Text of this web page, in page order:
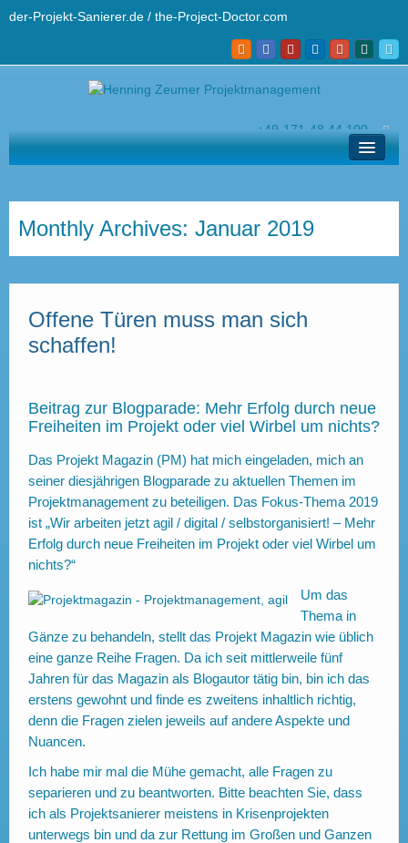
der-Projekt-Sanierer.de / the-Project-Doctor.com
+49-171-48 44 100
hz@der-projekt-sanierer.de
Ihr Projekt-Sanierer
Profi-Wissen
English
Monthly Archives: Januar 2019
Offene Türen muss man sich
schaffen!
Beitrag zur Blogparade: Mehr Erfolg durch neue
Freiheiten im Projekt oder viel Wirbel um nichts?
Das Projekt Magazin (PM) hat mich eingeladen, mich an
seiner diesjährigen Blogparade zu aktuellen Themen im
Projektmanagement zu beteiligen. Das Fokus-Thema 2019
ist „Wir arbeiten jetzt agil / digital / selbstorganisiert! – Mehr
Erfolg durch neue Freiheiten im Projekt oder viel Wirbel um
nichts?“
Um das
Thema in
Gänze zu behandeln, stellt das Projekt Magazin wie üblich
eine ganze Reihe Fragen. Da ich seit mittlerweile fünf
Jahren für das Magazin als Blogautor tätig bin, bin ich das
erstens gewohnt und finde es zweitens inhaltlich richtig,
denn die Fragen zielen jeweils auf andere Aspekte und
Nuancen.
Ich habe mir mal die Mühe gemacht, alle Fragen zu
separieren und zu beantworten. Bitte beachten Sie, dass
ich als Projektsanierer meistens in Krisenprojekten
unterwegs bin und da zur Rettung im Großen und Ganzen